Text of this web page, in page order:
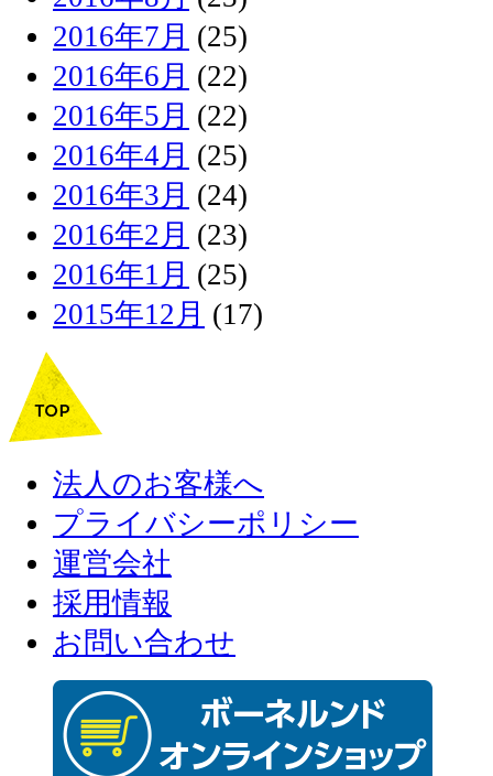
2016年7月 (25)
2016年6月 (22)
2016年5月 (22)
2016年4月 (25)
2016年3月 (24)
2016年2月 (23)
2016年1月 (25)
2015年12月 (17)
法人のお客様へ
プライバシーポリシー
運営会社
採用情報
お問い合わせ